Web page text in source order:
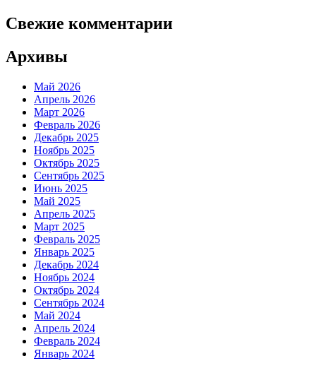
Свежие комментарии
Архивы
Май 2026
Апрель 2026
Март 2026
Февраль 2026
Декабрь 2025
Ноябрь 2025
Октябрь 2025
Сентябрь 2025
Июнь 2025
Май 2025
Апрель 2025
Март 2025
Февраль 2025
Январь 2025
Декабрь 2024
Ноябрь 2024
Октябрь 2024
Сентябрь 2024
Май 2024
Апрель 2024
Февраль 2024
Январь 2024